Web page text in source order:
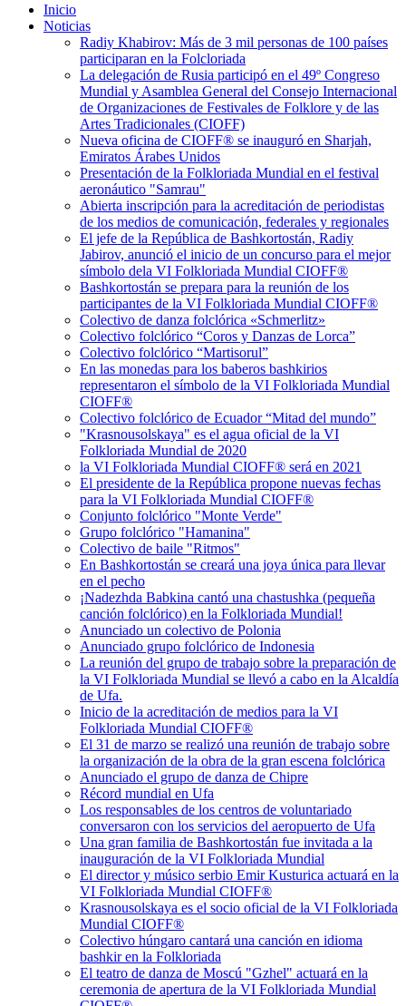
Inicio
Noticias
Radiy Khabirov: Más de 3 mil personas de 100 países
participaran en la Folcloriada
La delegación de Rusia participó en el 49º Congreso
Mundial y Asamblea General del Consejo Internacional
de Organizaciones de Festivales de Folklore y de las
Artes Tradicionales (CIOFF)
Nueva oficina de CIOFF® se inauguró en Sharjah,
Emiratos Árabes Unidos
Presentación de la Folkloriada Mundial en el festival
aeronáutico "Samrau"
Abierta inscripción para la acreditación de periodistas
de los medios de comunicación, federales y regionales
El jefe de la República de Bashkortostán, Radiy
Jabirov, anunció el inicio de un concurso para el mejor
símbolo dela VI Folkloriada Mundial CIOFF®
Bashkortostán se prepara para la reunión de los
participantes de la VI Folkloriada Mundial CIOFF®
Colectivo de danza folclórica «Schmerlitz»
Colectivo folclórico “Coros y Danzas de Lorca”
Colectivo folclórico “Martisorul”
En las monedas para los baberos bashkirios
representaron el símbolo de la VI Folkloriada Mundial
CIOFF®
Colectivo folclórico de Ecuador “Mitad del mundo”
"Krasnousolskaya" es el agua oficial de la VI
Folkloriada Mundial de 2020
la VI Folkloriada Mundial CIOFF® será en 2021
El presidente de la República propone nuevas fechas
para la VI Folkloriada Mundial CIOFF®
Conjunto folclórico "Monte Verde"
Grupo folclórico "Hamanina"
Colectivo de baile "Ritmos"
En Bashkortostán se creará una joya única para llevar
en el pecho
¡Nadezhda Babkina cantó una chastushka (pequeña
canción folclórico) en la Folkloriada Mundial!
Anunciado un colectivo de Polonia
Anunciado grupo folclórico de Indonesia
La reunión del grupo de trabajo sobre la preparación de
la VI Folkloriada Mundial se llevó a cabo en la Alcaldía
de Ufa.
Inicio de la acreditación de medios para la VI
Folkloriada Mundial CIOFF®
El 31 de marzo se realizó una reunión de trabajo sobre
la organización de la obra de la gran escena folclórica
Anunciado el grupo de danza de Chipre
Récord mundial en Ufa
Los responsables de los centros de voluntariado
conversaron con los servicios del aeropuerto de Ufa
Una gran familia de Bashkortostán fue invitada a la
inauguración de la VI Folkloriada Mundial
El director y músico serbio Emir Kusturica actuará en la
VI Folkloriada Mundial CIOFF®
Krasnousolskaya es el socio oficial de la VI Folkloriada
Mundial CIOFF®
Colectivo húngaro cantará una canción en idioma
bashkir en la Folkloriada
El teatro de danza de Moscú "Gzhel" actuará en la
ceremonia de apertura de la VI Folkloriada Mundial